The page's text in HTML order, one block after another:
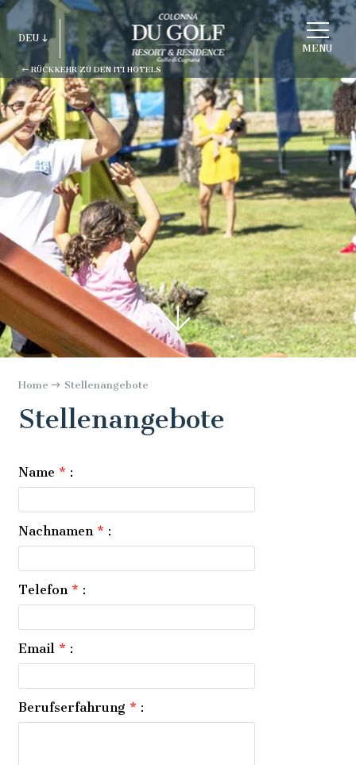
MENU
RÜCKKEHR ZU DEN ITI HOTELS
DEU
ITA
ENG
FRA
DEU
ESP
RUS
STRUKTUR
WÄHLEN
Home Stellenangebote
Stellenangebote
Name * :
Nachnamen * :
Telefon * :
Email * :
Berufserfahrung * :